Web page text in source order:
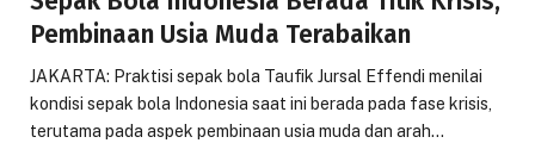
Pembinaan Usia Muda Terabaikan
JAKARTA: Praktisi sepak bola Taufik Jursal Effendi menilai
kondisi sepak bola Indonesia saat ini berada pada fase krisis,
terutama pada aspek pembinaan usia muda dan arah…